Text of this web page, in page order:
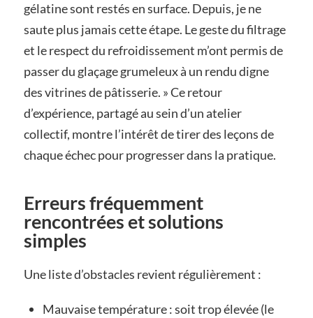
gélatine sont restés en surface. Depuis, je ne
saute plus jamais cette étape. Le geste du filtrage
et le respect du refroidissement m’ont permis de
passer du glaçage grumeleux à un rendu digne
des vitrines de pâtisserie. » Ce retour
d’expérience, partagé au sein d’un atelier
collectif, montre l’intérêt de tirer des leçons de
chaque échec pour progresser dans la pratique.
Erreurs fréquemment
rencontrées et solutions
simples
Une liste d’obstacles revient régulièrement :
Mauvaise température : soit trop élevée (le